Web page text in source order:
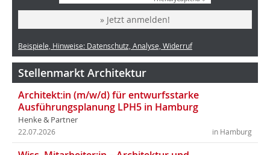
» Jetzt anmelden!
Beispiele, Hinweise: Datenschutz, Analyse, Widerruf
Stellenmarkt Architektur
Architekt:in (m/w/d) für entwurfsstarke
Ausführungsplanung LPH5 in Hamburg
Henke & Partner
in Hamburg
22.07.2026